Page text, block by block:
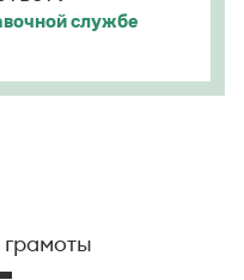
службе